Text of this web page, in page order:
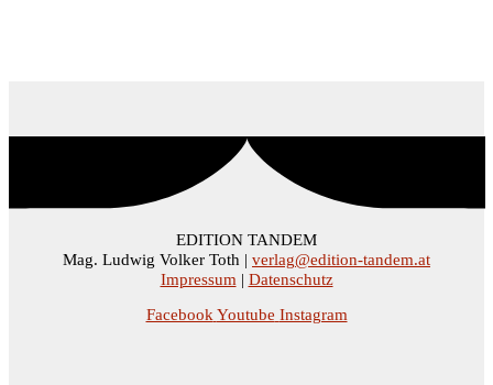
EDITION TANDEM
Mag. Ludwig Volker Toth | verlag@edition-tandem.at
Impressum | Datenschutz
Facebook Youtube Instagram